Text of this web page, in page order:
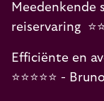
Meedenkende
reiservaring
Efficiënte en
⭐️⭐️⭐️⭐️⭐️ -